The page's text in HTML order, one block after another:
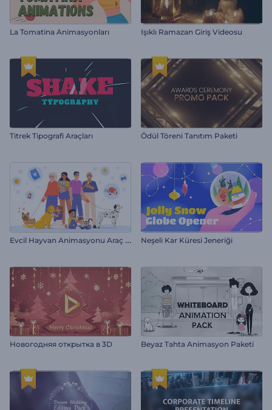
La Tomatina Animasyonları Işıklı Ramazan Giriş Videosu
Titrek Tipografi Araçları Ödül Töreni Tanıtım Paketi
E
vcil Hayvan Animasyonu Araç Kiti Neşeli Kar Küresi Jeneriği
Новогодняя открытка в 3D Beyaz Tahta Animasyon Paketi